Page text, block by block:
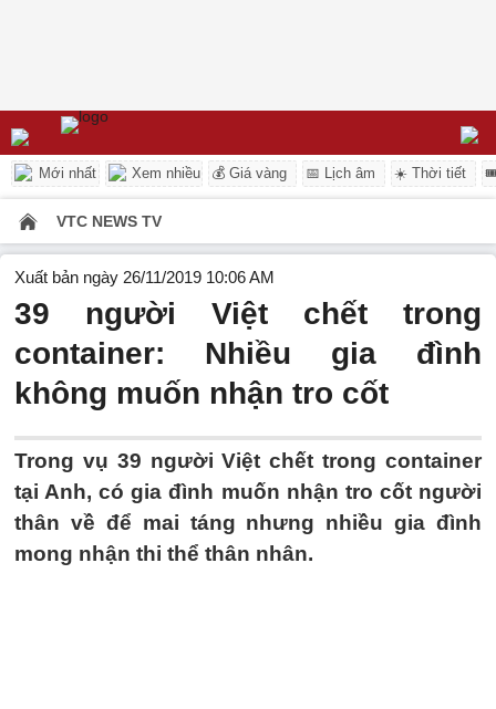
Mới nhất Xem nhiều 💰 Giá vàng 📅 Lịch âm ☀️ Thời tiết
VTC NEWS TV
Xuất bản ngày 26/11/2019 10:06 AM
39 người Việt chết trong
container: Nhiều gia đình
không muốn nhận tro cốt
Trong vụ 39 người Việt chết trong container
tại Anh, có gia đình muốn nhận tro cốt người
thân về để mai táng nhưng nhiều gia đình
mong nhận thi thể thân nhân.